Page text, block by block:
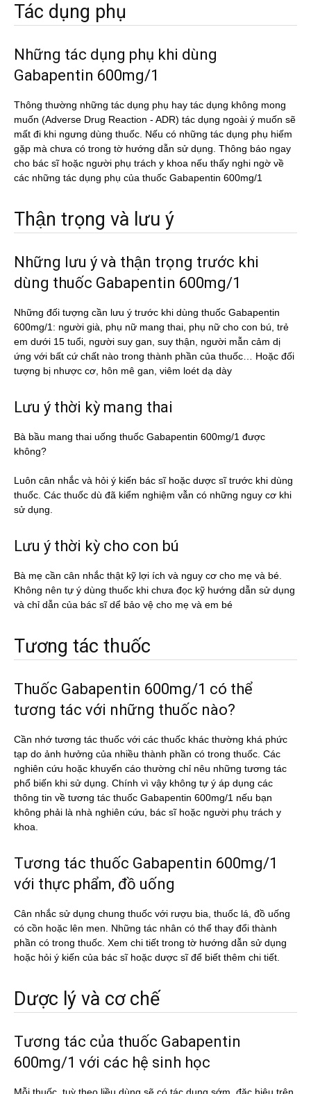
Tác dụng phụ
Những tác dụng phụ khi dùng
Gabapentin 600mg/1
Thông thường những tác dụng phụ hay tác dụng không mong
muốn (Adverse Drug Reaction - ADR) tác dụng ngoài ý muốn sẽ
mất đi khi ngưng dùng thuốc. Nếu có những tác dụng phụ hiếm
gặp mà chưa có trong tờ hướng dẫn sử dụng. Thông báo ngay
cho bác sĩ hoặc người phụ trách y khoa nếu thấy nghi ngờ về
các những tác dụng phụ của thuốc Gabapentin 600mg/1
Thận trọng và lưu ý
Những lưu ý và thận trọng trước khi
dùng thuốc Gabapentin 600mg/1
Những đối tượng cần lưu ý trước khi dùng thuốc Gabapentin
600mg/1: người già, phụ nữ mang thai, phụ nữ cho con bú, trẻ
em dưới 15 tuổi, người suy gan, suy thận, người mẫn cảm dị
ứng với bất cứ chất nào trong thành phần của thuốc… Hoặc đối
tượng bị nhược cơ, hôn mê gan, viêm loét dạ dày
Lưu ý thời kỳ mang thai
Bà bầu mang thai uống thuốc Gabapentin 600mg/1 được
không?
Luôn cân nhắc và hỏi ý kiến bác sĩ hoặc dược sĩ trước khi dùng
thuốc. Các thuốc dù đã kiểm nghiệm vẫn có những nguy cơ khi
sử dụng.
Lưu ý thời kỳ cho con bú
Bà mẹ cần cân nhắc thật kỹ lợi ích và nguy cơ cho mẹ và bé.
Không nên tự ý dùng thuốc khi chưa đọc kỹ hướng dẫn sử dụng
và chỉ dẫn của bác sĩ dể bảo vệ cho mẹ và em bé
Tương tác thuốc
Thuốc Gabapentin 600mg/1 có thể
tương tác với những thuốc nào?
Cần nhớ tương tác thuốc với các thuốc khác thường khá phức
tạp do ảnh hưởng của nhiều thành phần có trong thuốc. Các
nghiên cứu hoặc khuyến cáo thường chỉ nêu những tương tác
phổ biến khi sử dụng. Chính vì vậy không tự ý áp dụng các
thông tin về tương tác thuốc Gabapentin 600mg/1 nếu bạn
không phải là nhà nghiên cứu, bác sĩ hoặc người phụ trách y
khoa.
Tương tác thuốc Gabapentin 600mg/1
với thực phẩm, đồ uống
Cân nhắc sử dụng chung thuốc với rượu bia, thuốc lá, đồ uống
có cồn hoặc lên men. Những tác nhân có thể thay đổi thành
phần có trong thuốc. Xem chi tiết trong tờ hướng dẫn sử dụng
hoặc hỏi ý kiến của bác sĩ hoặc dược sĩ để biết thêm chi tiết.
Dược lý và cơ chế
Tương tác của thuốc Gabapentin
600mg/1 với các hệ sinh học